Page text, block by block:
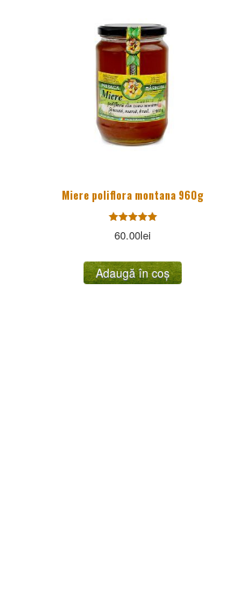
Miere poliflora montana 960g
Evaluat la
5.00
60.00lei
Adaugă în coș